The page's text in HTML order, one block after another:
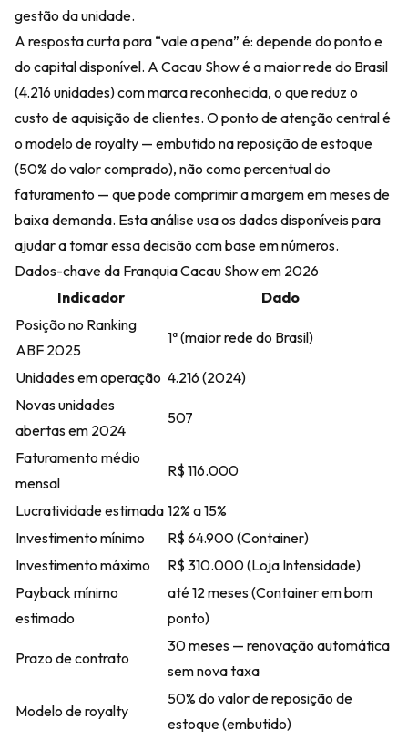
gestão da unidade.
A resposta curta para “vale a pena” é: depende do ponto e
do capital disponível. A Cacau Show é a maior rede do Brasil
(4.216 unidades) com marca reconhecida, o que reduz o
custo de aquisição de clientes. O ponto de atenção central é
o modelo de royalty — embutido na reposição de estoque
(50% do valor comprado), não como percentual do
faturamento — que pode comprimir a margem em meses de
baixa demanda. Esta análise usa os dados disponíveis para
ajudar a tomar essa decisão com base em números.
Dados-chave da Franquia Cacau Show em 2026
Indicador
Dado
Posição no Ranking
ABF 2025
1ª (maior rede do Brasil)
Unidades em operação 4.216 (2024)
Novas unidades
abertas em 2024
507
Faturamento médio
mensal
R$ 116.000
Lucratividade estimada 12% a 15%
Investimento mínimo
R$ 64.900 (Container)
Investimento máximo
R$ 310.000 (Loja Intensidade)
Payback mínimo
estimado
até 12 meses (Container em bom
ponto)
Prazo de contrato
30 meses — renovação automática
sem nova taxa
Modelo de royalty
50% do valor de reposição de
estoque (embutido)